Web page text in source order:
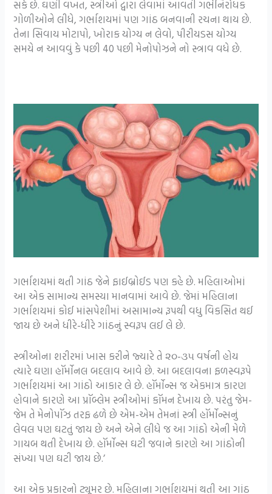
સકે છે. ઘણી વખત, સ્ત્રીઓ દ્વારા લેવામાં આવતી ગર્ભનિરોધક
ગોળીઓને લીધે, ગર્ભાશયમાં પણ ગાંઠ બનવાની રચના થાય છે.
તેના સિવાય મોટાપો, ખોરાક યોગ્ય ન લેવો, પીરીયડસ યોગ્ય
સમયે ન આવવું કે પછી 40 પછી મેનોપોઝને નો સ્ત્રાવ વધે છે.
ગર્ભાશયમાં થતી ગાંઠ જેને ફાઈબ્રોઈડ પણ કહે છે. મહિલાઓમાં
આ એક સામાન્ય સમસ્યા માનવામાં આવે છે. જેમાં મહિલાના
ગર્ભાશયમાં કોઈ માંસપેશીમાં અસામાન્ય રૂપથી વધુ વિકસિત થઈ
જાય છે અને ધીરે-ધીરે ગાંઠનું સ્વરૂપ લઈ લે છે.
સ્ત્રીઓના શરીરમાં ખાસ કરીને જ્યારે તે ૨૦-૩૫ વર્ષની હોય
ત્યારે ઘણા હૉર્મોનલ બદલાવ આવે છે. આ બદલાવના ફળસ્વરૂપે
ગર્ભાશયમાં આ ગાંઠો આકાર લે છે. હૉર્મોન્સ જ એકમાત્ર કારણ
હોવાને કારણે આ પ્રૉબ્લેમ સ્ત્રીઓમાં કૉમન દેખાય છે. પરંતુ જેમ-
જેમ તે મેનોપૉઝ તરફ ઢળે છે એમ-એમ તેમનાં સ્ત્રી હૉર્મોન્સનું
લેવલ પણ ઘટતું જાય છે અને એને લીધે જ આ ગાંઠો એની મેળે
ગાયબ થતી દેખાય છે. હૉર્મોન્સ ઘટી જવાને કારણે આ ગાંઠોની
સંખ્યા પણ ઘટી જાય છે.’
આ એક પ્રકારનો ટ્યૂમર છે. મહિલાના ગર્ભાશયમાં થતી આ ગાંઠ